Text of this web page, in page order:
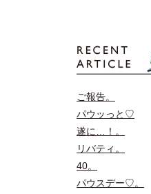
ご報告。
パウッっと♡
遂に…！。
リバティ。
40。
パウスデー♡。